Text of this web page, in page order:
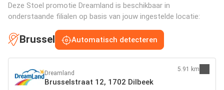
Deze Stoel promotie Dreamland is beschikbaar in
onderstaande filialen op basis van jouw ingestelde locatie:
Brussel Automatisch detecteren
Dreamland
Brusselstraat 12, 1702 Dilbeek
5.91 km